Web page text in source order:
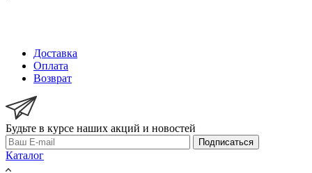
Доставка
Оплата
Возврат
Будьте в курсе наших акций и новостей
Подписаться
Каталог